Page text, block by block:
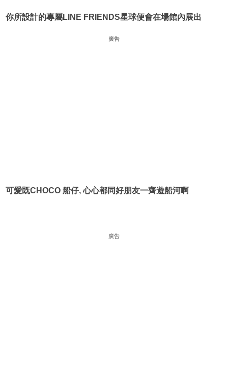
你所設計的專屬LINE FRIENDS星球便會在場館內展出
廣告
可愛既CHOCO 船仔, 心心都同好朋友一齊遊船河啊
廣告